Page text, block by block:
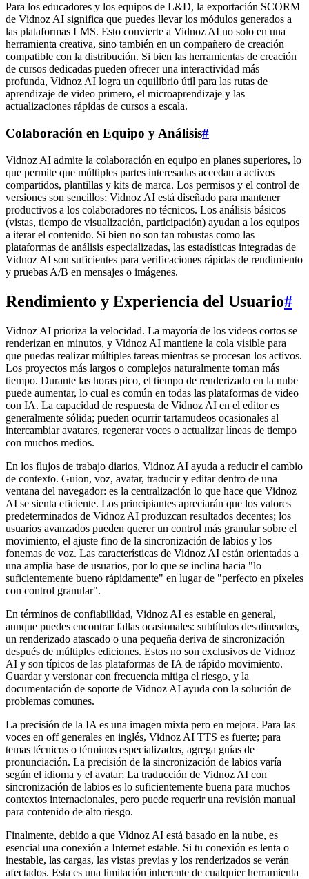
Para los educadores y los equipos de L&D, la exportación SCORM
de Vidnoz AI significa que puedes llevar los módulos generados a
las plataformas LMS. Esto convierte a Vidnoz AI no solo en una
herramienta creativa, sino también en un compañero de creación
compatible con la distribución. Si bien las herramientas de creación
de cursos dedicadas pueden ofrecer una interactividad más
profunda, Vidnoz AI logra un equilibrio útil para las rutas de
aprendizaje de video primero, el microaprendizaje y las
actualizaciones rápidas de cursos a escala.
Colaboración en Equipo y Análisis#
Vidnoz AI admite la colaboración en equipo en planes superiores, lo
que permite que múltiples partes interesadas accedan a activos
compartidos, plantillas y kits de marca. Los permisos y el control de
versiones son sencillos; Vidnoz AI está diseñado para mantener
productivos a los colaboradores no técnicos. Los análisis básicos
(vistas, tiempo de visualización, participación) ayudan a los equipos
a iterar el contenido. Si bien no son tan robustas como las
plataformas de análisis especializadas, las estadísticas integradas de
Vidnoz AI son suficientes para verificaciones rápidas de rendimiento
y pruebas A/B en mensajes o imágenes.
Rendimiento y Experiencia del Usuario#
Vidnoz AI prioriza la velocidad. La mayoría de los videos cortos se
renderizan en minutos, y Vidnoz AI mantiene la cola visible para
que puedas realizar múltiples tareas mientras se procesan los activos.
Los proyectos más largos o complejos naturalmente toman más
tiempo. Durante las horas pico, el tiempo de renderizado en la nube
puede aumentar, lo cual es común en todas las plataformas de video
con IA. La capacidad de respuesta de Vidnoz AI en el editor es
generalmente sólida; pueden ocurrir tartamudeos ocasionales al
intercambiar avatares, regenerar voces o actualizar líneas de tiempo
con muchos medios.
En los flujos de trabajo diarios, Vidnoz AI ayuda a reducir el cambio
de contexto. Guion, voz, avatar, traducir y editar dentro de una
ventana del navegador: es la centralización lo que hace que Vidnoz
AI se sienta eficiente. Los principiantes apreciarán que los valores
predeterminados de Vidnoz AI produzcan resultados decentes; los
usuarios avanzados pueden querer un control más granular sobre el
movimiento, el ajuste fino de la sincronización de labios y los
fonemas de voz. Las características de Vidnoz AI están orientadas a
una amplia base de usuarios, por lo que se inclina hacia "lo
suficientemente bueno rápidamente" en lugar de "perfecto en píxeles
con control granular".
En términos de confiabilidad, Vidnoz AI es estable en general,
aunque puedes encontrar fallas ocasionales: subtítulos desalineados,
un renderizado atascado o una pequeña deriva de sincronización
después de múltiples ediciones. Estos no son exclusivos de Vidnoz
AI y son típicos de las plataformas de IA de rápido movimiento.
Guardar y versionar con frecuencia mitiga el riesgo, y la
documentación de soporte de Vidnoz AI ayuda con la solución de
problemas comunes.
La precisión de la IA es una imagen mixta pero en mejora. Para las
voces en off generales en inglés, Vidnoz AI TTS es fuerte; para
temas técnicos o términos especializados, agrega guías de
pronunciación. La precisión de la sincronización de labios varía
según el idioma y el avatar; La traducción de Vidnoz AI con
sincronización de labios es lo suficientemente buena para muchos
contextos internacionales, pero puede requerir una revisión manual
para contenido de alto riesgo.
Finalmente, debido a que Vidnoz AI está basado en la nube, es
esencial una conexión a Internet estable. Si tu conexión es lenta o
inestable, las cargas, las vistas previas y los renderizados se verán
afectados. Esta es una limitación inherente de cualquier herramienta